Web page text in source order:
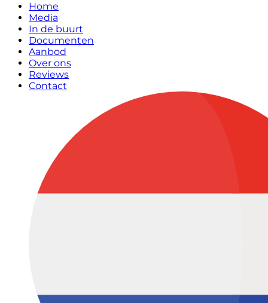
Home
Media
In de buurt
Documenten
Aanbod
Over ons
Reviews
Contact